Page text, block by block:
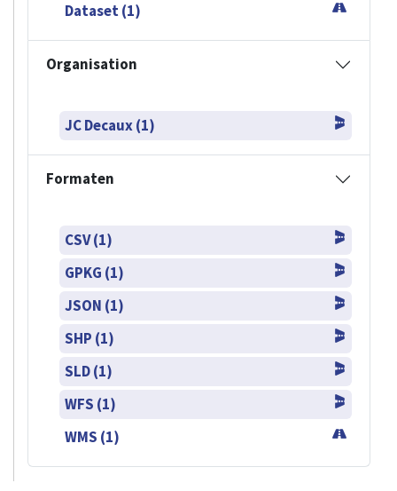
Dataset (1)
Organisation
JC Decaux (1)
Formaten
CSV (1)
GPKG (1)
JSON (1)
SHP (1)
SLD (1)
WFS (1)
WMS (1)